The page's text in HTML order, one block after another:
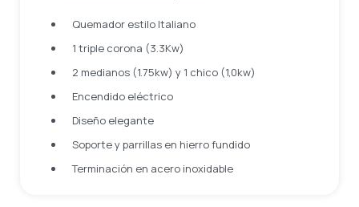
Quemador estilo Italiano
1 triple corona (3.3Kw)
2 medianos (1.75kw) y 1 chico (1,0kw)
Encendido eléctrico
Diseño elegante
Soporte y parrillas en hierro fundido
Terminación en acero inoxidable